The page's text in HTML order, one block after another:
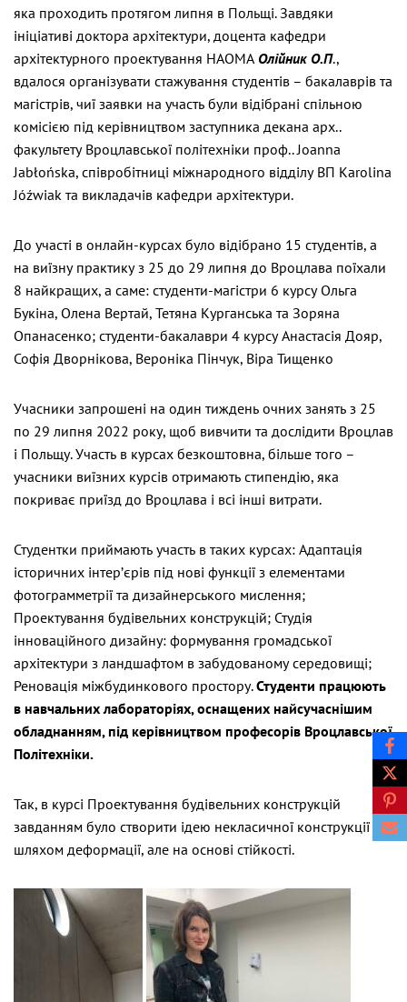
яка проходить протягом липня в Польщі. Завдяки
ініціативі доктора архітектури, доцента кафедри
архітектурного проектування НАОМА Олійник О.П.,
вдалося організувати стажування студентів – бакалаврів та
магістрів, чиї заявки на участь були відібрані спільною
комісією під керівництвом заступника декана арх..
факультету Вроцлавської політехніки проф.. Joanna
Jabłońska, співробітниці міжнародного відділу ВП Karolina
Jóźwiak та викладачів кафедри архітектури.
До участі в онлайн-курсах було відібрано 15 студентів, а
на виїзну практику з 25 до 29 липня до Вроцлава поїхали
8 найкращих, а саме: студенти-магістри 6 курсу Ольга
Букіна, Олена Вертай, Тетяна Курганська та Зоряна
Опанасенко; студенти-бакалаври 4 курсу Анастасія Дояр,
Софія Дворнікова, Вероніка Пінчук, Віра Тищенко
Учасники запрошені на один тиждень очних занять з 25
по 29 липня 2022 року, щоб вивчити та дослідити Вроцлав
і Польщу. Участь в курсах безкоштовна, більше того –
учасники виїзних курсів отримають стипендію, яка
покриває приїзд до Вроцлава і всі інші витрати.
Студентки приймають участь в таких курсах: Адаптація
історичних інтер’єрів під нові функції з елементами
фотограмметрії та дизайнерського мислення;
Проектування будівельних конструкцій; Студія
інноваційного дизайну: формування громадської
архітектури з ландшафтом в забудованому середовищі;
Реновація міжбудинкового простору.Студенти працюють
в навчальних лабораторіях, оснащених найсучаснішим
обладнанням, під керівництвом професорів Вроцлавської
Політехніки.
Так, в курсі Проектування будівельних конструкцій
завданням було створити ідею некласичної конструкції
шляхом деформації, але на основі стійкості.